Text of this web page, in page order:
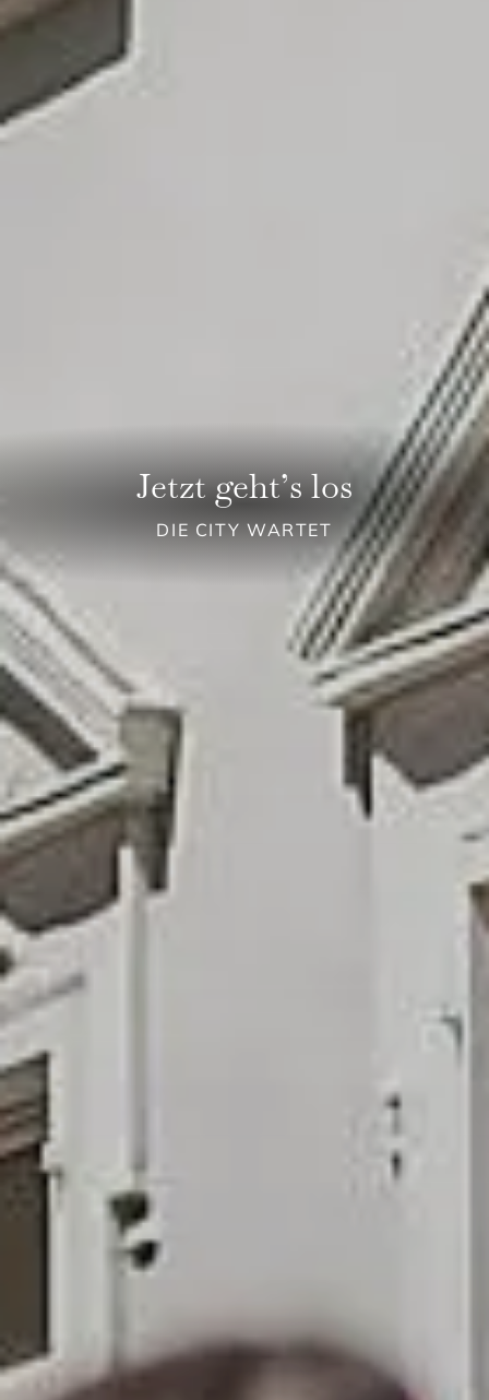
Jetzt geht’s los
DIE CITY WARTET